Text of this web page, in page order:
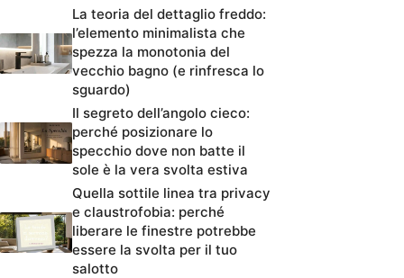
La teoria del dettaglio freddo:
l’elemento minimalista che
spezza la monotonia del
vecchio bagno (e rinfresca lo
sguardo)
Il segreto dell’angolo cieco:
perché posizionare lo
specchio dove non batte il
sole è la vera svolta estiva
Quella sottile linea tra privacy
e claustrofobia: perché
liberare le finestre potrebbe
essere la svolta per il tuo
salotto